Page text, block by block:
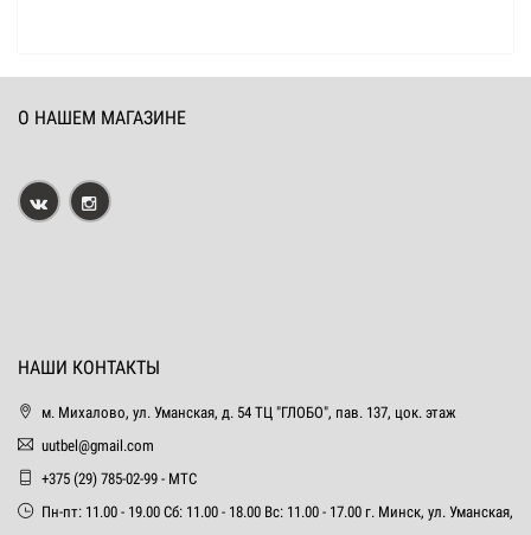
О НАШЕМ МАГАЗИНЕ
НАШИ КОНТАКТЫ
м. Михалово, ул. Уманская, д. 54 ТЦ "ГЛОБО", пав. 137, цок. этаж
uutbel@gmail.com
+375 (29) 785-02-99 - МТС
Пн-пт: 11.00 - 19.00 Сб: 11.00 - 18.00 Вс: 11.00 - 17.00 г. Минск, ул. Уманская,